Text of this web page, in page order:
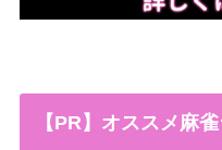
【PR】オススメ麻